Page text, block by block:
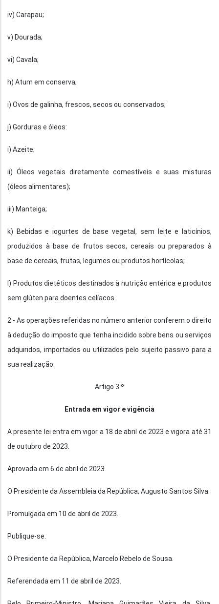
iv) Carapau;
v) Dourada;
vi) Cavala;
h) Atum em conserva;
i) Ovos de galinha, frescos, secos ou conservados;
j) Gorduras e óleos:
i) Azeite;
ii) Óleos vegetais diretamente comestíveis e suas misturas
(óleos alimentares);
iii) Manteiga;
k) Bebidas e iogurtes de base vegetal, sem leite e laticínios,
produzidos à base de frutos secos, cereais ou preparados à
base de cereais, frutas, legumes ou produtos hortícolas;
l) Produtos dietéticos destinados à nutrição entérica e produtos
sem glúten para doentes celíacos.
2 - As operações referidas no número anterior conferem o direito
à dedução do imposto que tenha incidido sobre bens ou serviços
adquiridos, importados ou utilizados pelo sujeito passivo para a
sua realização.
Artigo 3.º
Entrada em vigor e vigência
A presente lei entra em vigor a 18 de abril de 2023 e vigora até 31
de outubro de 2023.
Aprovada em 6 de abril de 2023.
O Presidente da Assembleia da República, Augusto Santos Silva.
Promulgada em 10 de abril de 2023.
Publique-se.
O Presidente da República, Marcelo Rebelo de Sousa.
Referendada em 11 de abril de 2023.